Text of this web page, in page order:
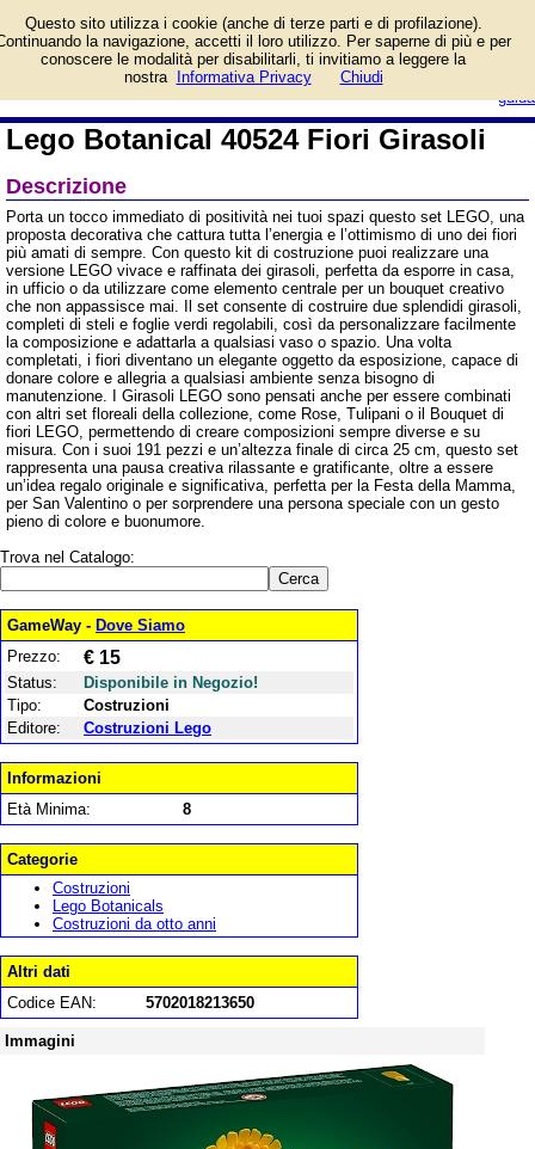
guida
Botanical 40524 Fiori
Girasoli e prezzo di
vendita. Prodotto da Costruzioni
Lego Botanical 40524 Fiori Girasoli
Descrizione
Porta un tocco immediato di positività nei tuoi spazi questo set LEGO, una
proposta decorativa che cattura tutta l’energia e l’ottimismo di uno dei fiori
più amati di sempre. Con questo kit di costruzione puoi realizzare una
versione LEGO vivace e raffinata dei girasoli, perfetta da esporre in casa,
in ufficio o da utilizzare come elemento centrale per un bouquet creativo
che non appassisce mai. Il set consente di costruire due splendidi girasoli,
completi di steli e foglie verdi regolabili, così da personalizzare facilmente
la composizione e adattarla a qualsiasi vaso o spazio. Una volta
completati, i fiori diventano un elegante oggetto da esposizione, capace di
donare colore e allegria a qualsiasi ambiente senza bisogno di
manutenzione. I Girasoli LEGO sono pensati anche per essere combinati
con altri set floreali della collezione, come Rose, Tulipani o il Bouquet di
fiori LEGO, permettendo di creare composizioni sempre diverse e su
misura. Con i suoi 191 pezzi e un’altezza finale di circa 25 cm, questo set
rappresenta una pausa creativa rilassante e gratificante, oltre a essere
un’idea regalo originale e significativa, perfetta per la Festa della Mamma,
per San Valentino o per sorprendere una persona speciale con un gesto
pieno di colore e buonumore.
Trova nel Catalogo:
GameWay - Dove Siamo
Prezzo:
€ 15
Status:
Disponibile in Negozio!
Tipo:
Costruzioni
Editore:
Costruzioni Lego
Informazioni
Età Minima:
8
Categorie
Costruzioni
Lego Botanicals
Costruzioni da otto anni
Altri dati
Codice EAN:
5702018213650
Immagini
Questo sito utilizza i cookie (anche di terze parti e di profilazione).
la navigazione, accetti il loro utilizzo. Per saperne di più e per
conoscere le modalità per disabilitarli, ti invitiamo a leggere la
nostra
Informativa Privacy Chiudi